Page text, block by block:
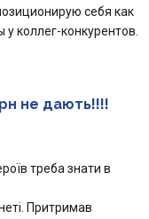
себя как
коллег-конкурентов.
не дають!!!!
треба знати в
Притримав